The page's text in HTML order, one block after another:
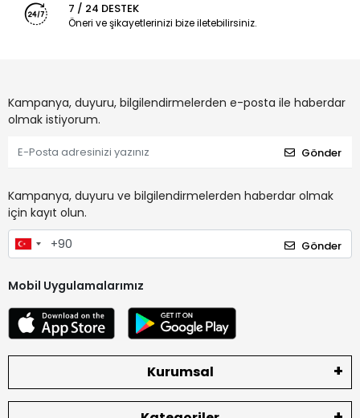
7 / 24 DESTEK
Öneri ve şikayetlerinizi bize iletebilirsiniz.
Kampanya, duyuru, bilgilendirmelerden e-posta ile haberdar
olmak istiyorum.
Gönder
Kampanya, duyuru ve bilgilendirmelerden haberdar olmak
için kayıt olun.
Gönder
Mobil Uygulamalarımız
Kurumsal